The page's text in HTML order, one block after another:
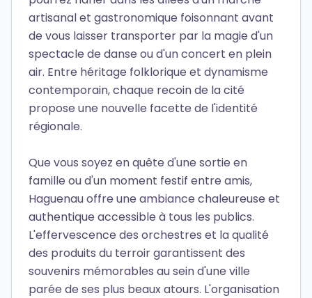
artisanal et gastronomique foisonnant avant
de vous laisser transporter par la magie d'un
spectacle de danse ou d'un concert en plein
air. Entre héritage folklorique et dynamisme
contemporain, chaque recoin de la cité
propose une nouvelle facette de l'identité
régionale.
Que vous soyez en quête d'une sortie en
famille ou d'un moment festif entre amis,
Haguenau offre une ambiance chaleureuse et
authentique accessible à tous les publics.
L'effervescence des orchestres et la qualité
des produits du terroir garantissent des
souvenirs mémorables au sein d'une ville
parée de ses plus beaux atours. L'organisation